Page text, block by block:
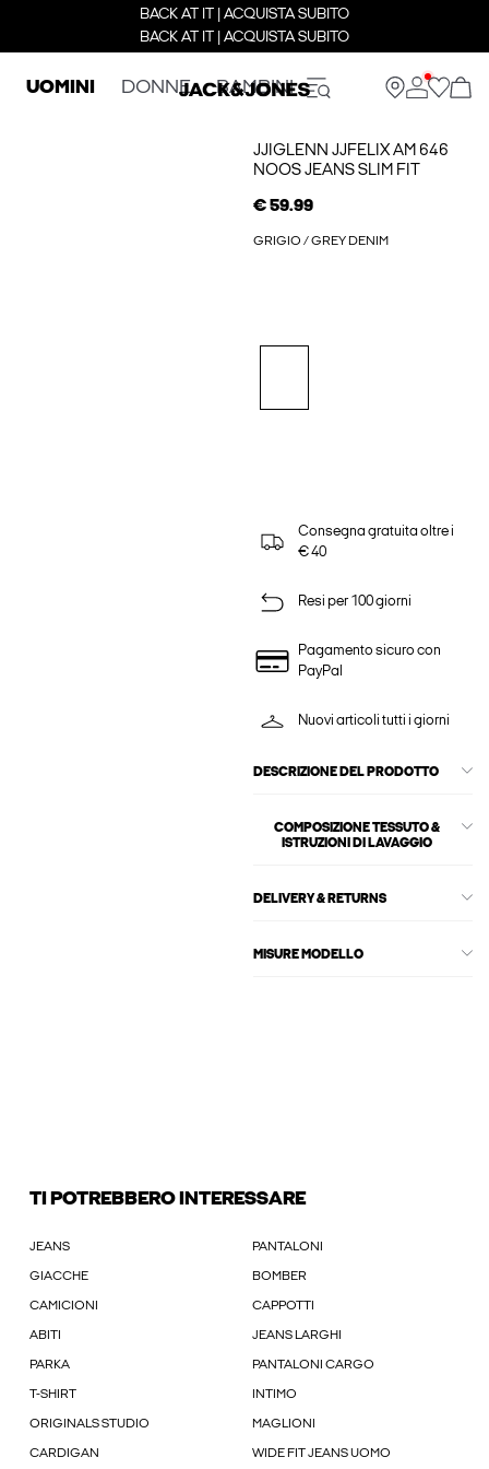
BACK AT IT | ACQUISTA SUBITO
BACK AT IT | ACQUISTA SUBITO
UOMINI DONNE BAMBINI
JJIGLENN JJFELIX AM 646
NOOS JEANS SLIM FIT
€ 59.99
GRIGIO / GREY DENIM
Consegna gratuita oltre i
€ 40
Resi per 100 giorni
Pagamento sicuro con
PayPal
Nuovi articoli tutti i giorni
DESCRIZIONE DEL PRODOTTO
COMPOSIZIONE TESSUTO &
ISTRUZIONI DI LAVAGGIO
DELIVERY & RETURNS
MISURE MODELLO
TI POTREBBERO INTERESSARE
JEANS PANTALONI
GIACCHE BOMBER
CAMICIONI CAPPOTTI
ABITI JEANS LARGHI
PARKA PANTALONI CARGO
T-SHIRT INTIMO
ORIGINALS STUDIO MAGLIONI
CARDIGAN WIDE FIT JEANS UOMO